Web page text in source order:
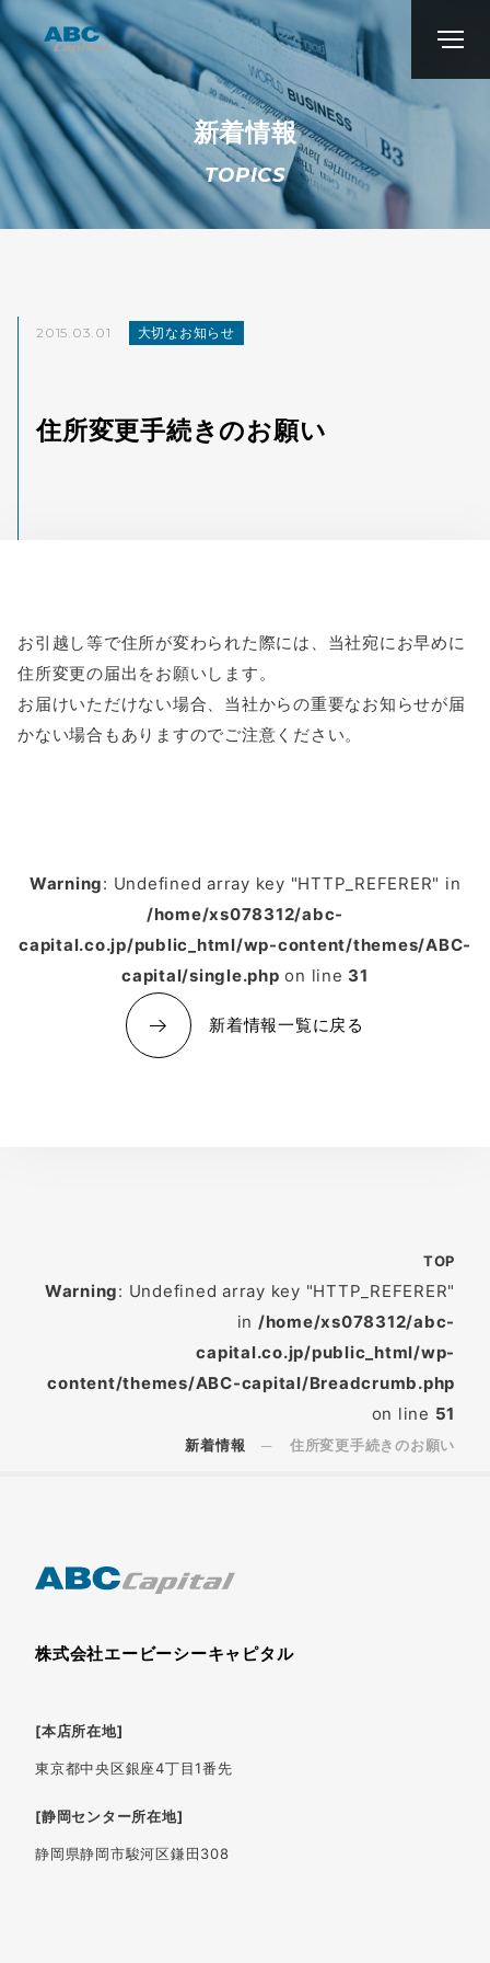
新着情報
TOPICS
TOP
Warning: Undefined array key "HTTP_REFERER"
in /home/xs078312/abc-
capital.co.jp/public_html/wp-
content/themes/ABC-capital/Breadcrumb.php
on line 51
新着情報 住所変更手続きのお願い
2015.03.01 大切なお知らせ
住所変更手続きのお願い
お引越し等で住所が変わられた際には、当社宛にお早めに
住所変更の届出をお願いします。
お届けいただけない場合、当社からの重要なお知らせが届
かない場合もありますのでご注意ください。
Warning: Undefined array key "HTTP_REFERER" in
/home/xs078312/abc-
capital.co.jp/public_html/wp-content/themes/ABC-
capital/single.php on line 31
新着情報一覧に戻る
株式会社エービーシーキャピタル
[本店所在地]
東京都中央区銀座4丁目1番先
[静岡センター所在地]
静岡県静岡市駿河区鎌田308